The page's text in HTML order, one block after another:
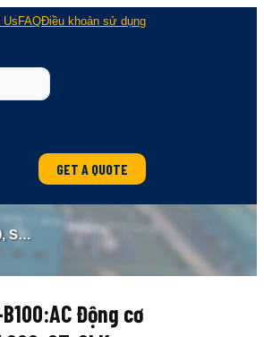
Us FAQĐiều khoản sử dụng
GET A QUOTE
Động cơ